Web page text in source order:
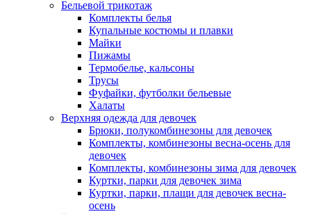
Бельевой трикотаж
Комплекты белья
Купальные костюмы и плавки
Майки
Пижамы
Термобелье, кальсоны
Трусы
Фуфайки, футболки бельевые
Халаты
Верхняя одежда для девочек
Брюки, полукомбинезоны для девочек
Комплекты, комбинезоны весна-осень для
девочек
Комплекты, комбинезоны зима для девочек
Куртки, парки для девочек зима
Куртки, парки, плащи для девочек весна-
осень